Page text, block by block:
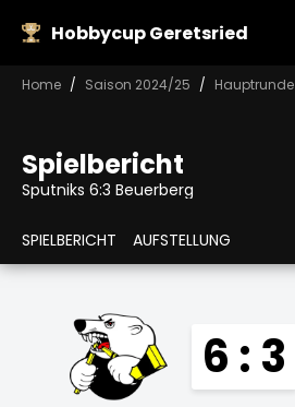
Hobbycup Geretsried
Home Saison 2024/25 Hauptrunde
Spielbericht
Sputniks 6:3 Beuerberg
SPIELBERICHT AUFSTELLUNG
6 : 3